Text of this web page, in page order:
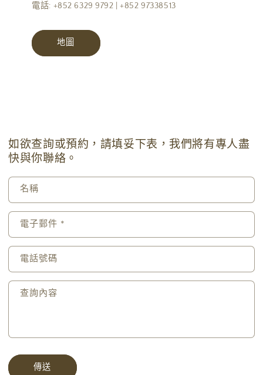
電話: +852 6329 9792 | +852 97338513
地圖
如欲查詢或預約，請填妥下表，我們將有專人盡
快與你聯絡。
名稱
電子郵件 *
電話號碼
查詢內容
傳送